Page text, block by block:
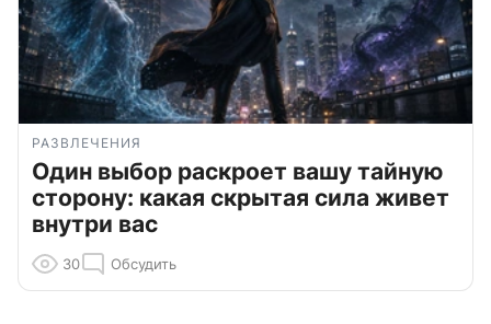
РАЗВЛЕЧЕНИЯ
Один выбор раскроет вашу тайную
сторону: какая скрытая сила живет
внутри вас
30 Обсудить